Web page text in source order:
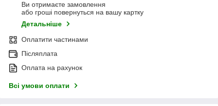
Ви отримаєте замовлення
або гроші повернуться на вашу картку
Детальніше
Оплатити частинами
Післяплата
Оплата на рахунок
Всі умови оплати